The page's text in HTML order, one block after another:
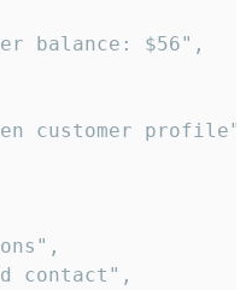
balance: $56",
customer
contact",